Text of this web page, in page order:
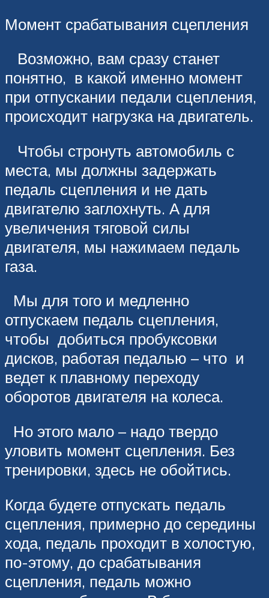
Момент срабатывания сцепления
Возможно, вам сразу станет
понятно, в какой именно момент
при отпускании педали сцепления,
происходит нагрузка на двигатель.
Чтобы стронуть автомобиль с
места, мы должны задержать
педаль сцепления и не дать
двигателю заглохнуть. А для
увеличения тяговой силы
двигателя, мы нажимаем педаль
газа.
Мы для того и медленно
отпускаем педаль сцепления,
чтобы добиться пробуксовки
дисков, работая педалью – что и
ведет к плавному переходу
оборотов двигателя на колеса.
Но этого мало – надо твердо
уловить момент сцепления. Без
тренировки, здесь не обойтись.
Когда будете отпускать педаль
сцепления, примерно до середины
хода, педаль проходит в холостую,
по-этому, до срабатывания
сцепления, педаль можно